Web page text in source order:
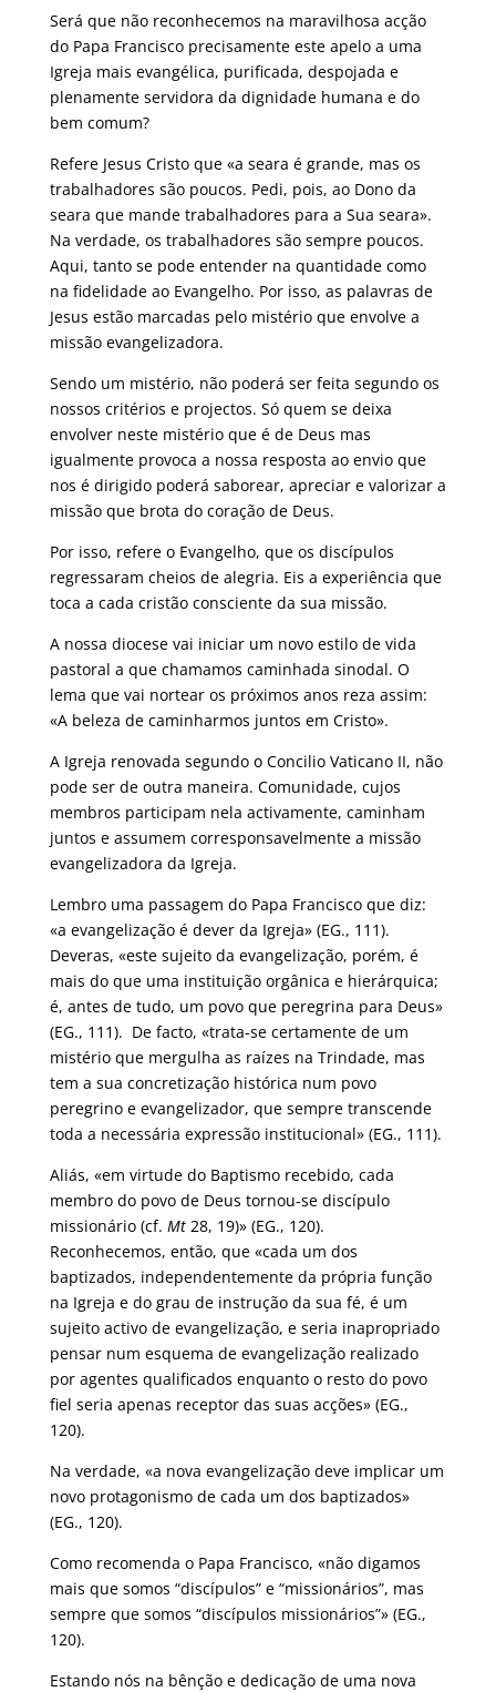
Será que não reconhecemos na maravilhosa acção
do Papa Francisco precisamente este apelo a uma
Igreja mais evangélica, purificada, despojada e
plenamente servidora da dignidade humana e do
bem comum?
Refere Jesus Cristo que «a seara é grande, mas os
trabalhadores são poucos. Pedi, pois, ao Dono da
seara que mande trabalhadores para a Sua seara».
Na verdade, os trabalhadores são sempre poucos.
Aqui, tanto se pode entender na quantidade como
na fidelidade ao Evangelho. Por isso, as palavras de
Jesus estão marcadas pelo mistério que envolve a
missão evangelizadora.
Sendo um mistério, não poderá ser feita segundo os
nossos critérios e projectos. Só quem se deixa
envolver neste mistério que é de Deus mas
igualmente provoca a nossa resposta ao envio que
nos é dirigido poderá saborear, apreciar e valorizar a
missão que brota do coração de Deus.
Por isso, refere o Evangelho, que os discípulos
regressaram cheios de alegria. Eis a experiência que
toca a cada cristão consciente da sua missão.
A nossa diocese vai iniciar um novo estilo de vida
pastoral a que chamamos caminhada sinodal. O
lema que vai nortear os próximos anos reza assim:
«A beleza de caminharmos juntos em Cristo».
A Igreja renovada segundo o Concilio Vaticano II, não
pode ser de outra maneira. Comunidade, cujos
membros participam nela activamente, caminham
juntos e assumem corresponsavelmente a missão
evangelizadora da Igreja.
Lembro uma passagem do Papa Francisco que diz:
«a evangelização é dever da Igreja» (EG., 111).
Deveras, «este sujeito da evangelização, porém, é
mais do que uma instituição orgânica e hierárquica;
é, antes de tudo, um povo que peregrina para Deus»
(EG., 111). De facto, «trata-se certamente de um
mistério que mergulha as raízes na Trindade, mas
tem a sua concretização histórica num povo
peregrino e evangelizador, que sempre transcende
toda a necessária expressão institucional» (EG., 111).
Aliás, «em virtude do Baptismo recebido, cada
membro do povo de Deus tornou-se discípulo
missionário (cf. Mt28, 19)» (EG., 120).
Reconhecemos, então, que «cada um dos
baptizados, independentemente da própria função
na Igreja e do grau de instrução da sua fé, é um
sujeito activo de evangelização, e seria inapropriado
pensar num esquema de evangelização realizado
por agentes qualificados enquanto o resto do povo
fiel seria apenas receptor das suas acções» (EG.,
120).
Na verdade, «a nova evangelização deve implicar um
novo protagonismo de cada um dos baptizados»
(EG., 120).
Como recomenda o Papa Francisco, «não digamos
mais que somos “discípulos” e “missionários”, mas
sempre que somos “discípulos missionários”» (EG.,
120).
Estando nós na bênção e dedicação de uma nova